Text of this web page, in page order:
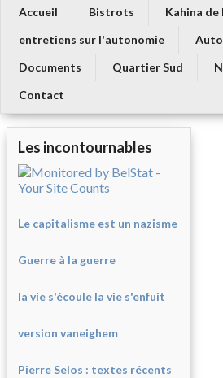
Accueil Bistrots
Kahina
entretiens sur l'autonomie
Documents
Quartier Sud
Contact
Les incontournables
Le capitalisme est un nazisme
Guerre à la guerre
la vie s'écoule la vie s'enfuit
version vaneighem
Pierre Selos : textes récents